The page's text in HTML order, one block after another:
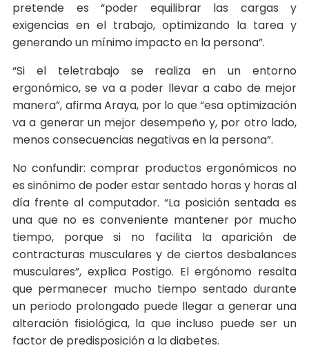
pretende es “poder equilibrar las cargas y
exigencias en el trabajo, optimizando la tarea y
generando un mínimo impacto en la persona”.
“Si el teletrabajo se realiza en un entorno
ergonómico, se va a poder llevar a cabo de mejor
manera”, afirma Araya, por lo que “esa optimización
va a generar un mejor desempeño y, por otro lado,
menos consecuencias negativas en la persona”.
No confundir: comprar productos ergonómicos no
es sinónimo de poder estar sentado horas y horas al
día frente al computador. “La posición sentada es
una que no es conveniente mantener por mucho
tiempo, porque si no facilita la aparición de
contracturas musculares y de ciertos desbalances
musculares”, explica Postigo. El ergónomo resalta
que permanecer mucho tiempo sentado durante
un periodo prolongado puede llegar a generar una
alteración fisiológica, la que incluso puede ser un
factor de predisposición a la diabetes.